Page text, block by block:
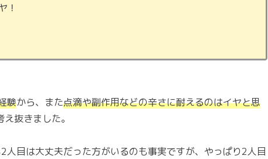
！
験から、また点滴や副作用などの辛さに耐えるのはイヤと思
抜きました。
目は大丈夫だった方がいるのも事実ですが、やっぱり2人目